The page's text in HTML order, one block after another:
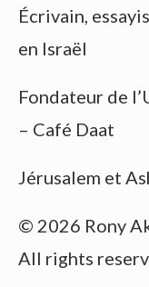
Écrivain,
en Israël
Fondateur de
– Café Daat
Jérusalem et
© 2026 Rony
All rights